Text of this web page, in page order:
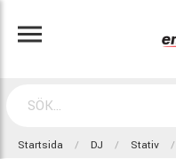
Startsida DJ Stativ